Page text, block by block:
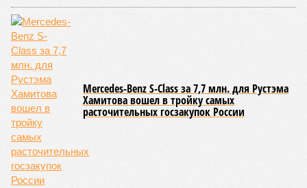
Mercedes-Benz S-Class за 7,7 млн. для Рустэма
Хамитова вошел в тройку самых
расточительных госзакупок России